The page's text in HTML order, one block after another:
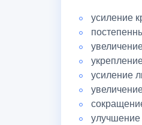
усиление
усиление
улучшение